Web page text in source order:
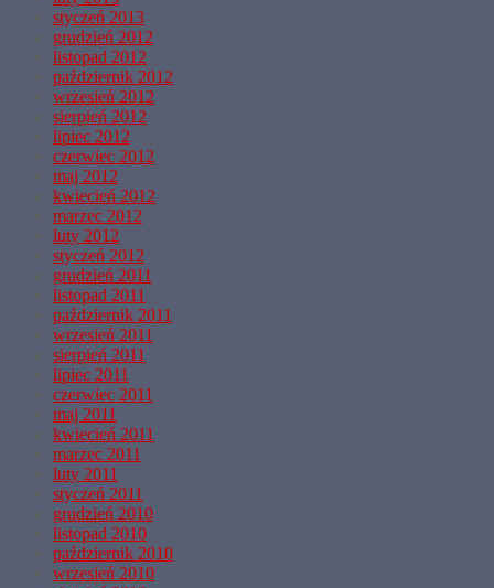
styczeń 2013
grudzień 2012
listopad 2012
październik 2012
wrzesień 2012
sierpień 2012
lipiec 2012
czerwiec 2012
maj 2012
kwiecień 2012
marzec 2012
luty 2012
styczeń 2012
grudzień 2011
listopad 2011
październik 2011
wrzesień 2011
sierpień 2011
lipiec 2011
czerwiec 2011
maj 2011
kwiecień 2011
marzec 2011
luty 2011
styczeń 2011
grudzień 2010
listopad 2010
październik 2010
wrzesień 2010